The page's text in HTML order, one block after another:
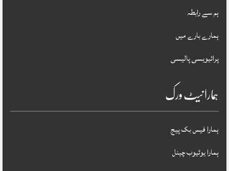
ہم سے رابطہ
ہمارے بارے میں
پرائیویسی پالیسی
ہمارا نیٹ ورک
ہمارا فیس بک پیج
ہمارا یوٹیوب چینل